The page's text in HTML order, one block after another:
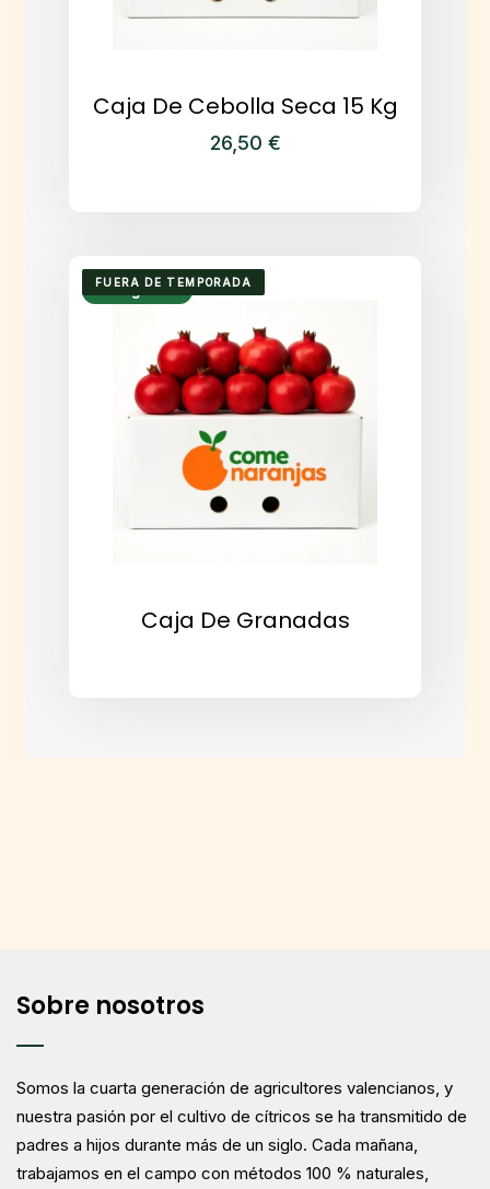
Caja De Cebolla Seca 15 Kg
26,50 €
FUERA DE TEMPORADA
Envío gratuito
Caja De Granadas
Sobre nosotros
Somos la cuarta generación de agricultores valencianos, y
nuestra pasión por el cultivo de cítricos se ha transmitido de
padres a hijos durante más de un siglo. Cada mañana,
trabajamos en el campo con métodos 100 % naturales,